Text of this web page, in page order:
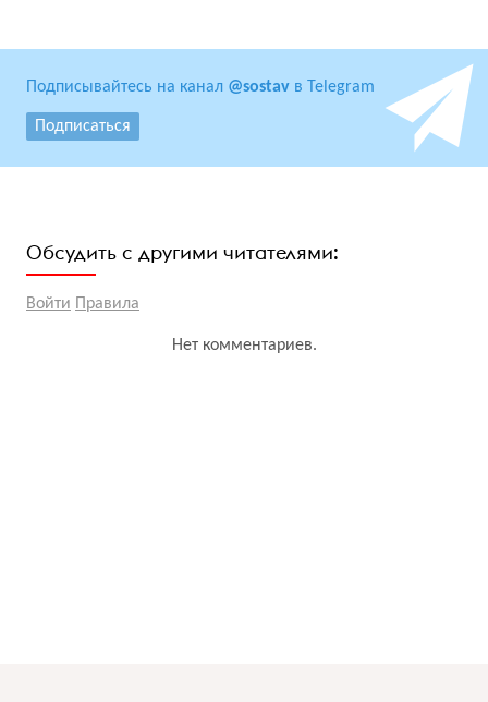
Подписывайтесь на канал @sostav в Telegram
Подписаться
Обсудить с другими читателями:
Войти Правила
Нет комментариев.